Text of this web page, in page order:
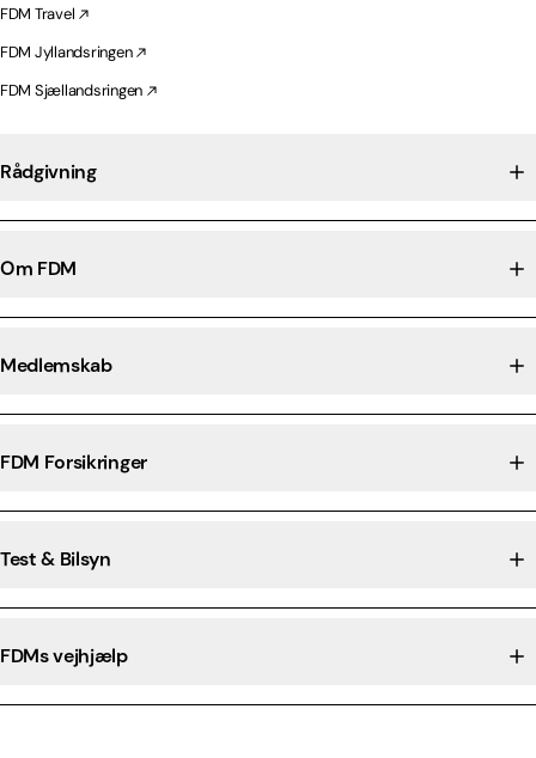
FDM Travel
FDM Jyllandsringen
FDM Sjællandsringen
Rådgivning
Om FDM
Medlemskab
FDM Forsikringer
Test & Bilsyn
FDMs vejhjælp